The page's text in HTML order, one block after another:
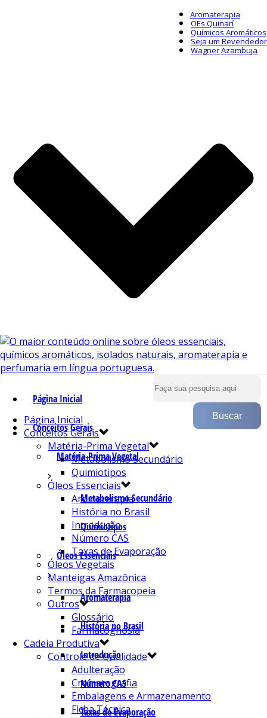
Aromaterapia
OEs Quinarí
Químicos Aromáticos
Seja um Revendedor
Wagner Azambuja
Página Inicial
Conceitos Gerais
Matéria-Prima Vegetal
Metabolismo Secundário
Quimiotipos
Óleos Essenciais
Aromaterapia
História no Brasil
Introdução
Número CAS
Taxas de Evaporação
Página Inicial
Conceitos Gerais
Matéria-Prima Vegetal
Metabolismo Secundário
Quimiotipos
Óleos Essenciais
Aromaterapia
História no Brasil
Introdução
Número CAS
Taxas de Evaporação
Óleos Vegetais
Manteigas Amazônica
Termos da Farmacopeia
Outros
Glossário
Farmacognosia
Cadeia Produtiva
Controle de Qualidade
Adulteração
Cromatografia
Embalagens e Armazenamento
Ficha Técnica